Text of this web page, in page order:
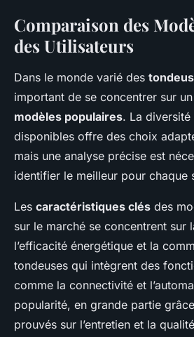
Comparaison des
des Utilisateurs
Dans le monde varié des
important de se concentrer sur un
modèles populaires. La
disponibles offre des choix
mais une analyse précise est
identifier le meilleur pour chaque
Les caractéristiques clés des
sur le marché se concentrent sur
l’efficacité énergétique et la
tondeuses qui intègrent des
comme la connectivité et
popularité, en grande partie
prouvés sur l’entretien et la